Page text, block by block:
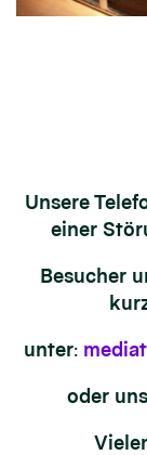
Unsere
einer
Besucher
unter:
oder